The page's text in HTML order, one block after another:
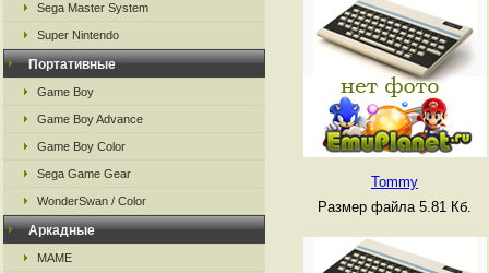
Sega Master System
Super Nintendo
Портативные
Game Boy
Game Boy Advance
Game Boy Color
Sega Game Gear
WonderSwan / Color
Аркадные
MAME
Tommy
Размер файла 5.81 Кб.